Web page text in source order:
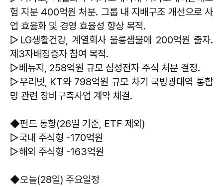
험 지분 400억원 처분. 그룹 내 지배구조 개선으로 사
업 효율화 및 경영 효율성 향상 목적.
▷LG생활건강, 계열회사 울릉샘물에 200억원 출자.
제3자배정증자 참여 목적.
▷베뉴지, 258억원 규모 삼성전자 주식 처분 결정.
▷우리넷, KT와 798억원 규모 차기 국방광대역 통합
망 관련 장비구축사업 계약 체결.
◆펀드 동향(26일 기준, ETF 제외)
▷국내 주식형 -170억원
▷해외 주식형 -163억원
◆오늘(28일) 주요일정